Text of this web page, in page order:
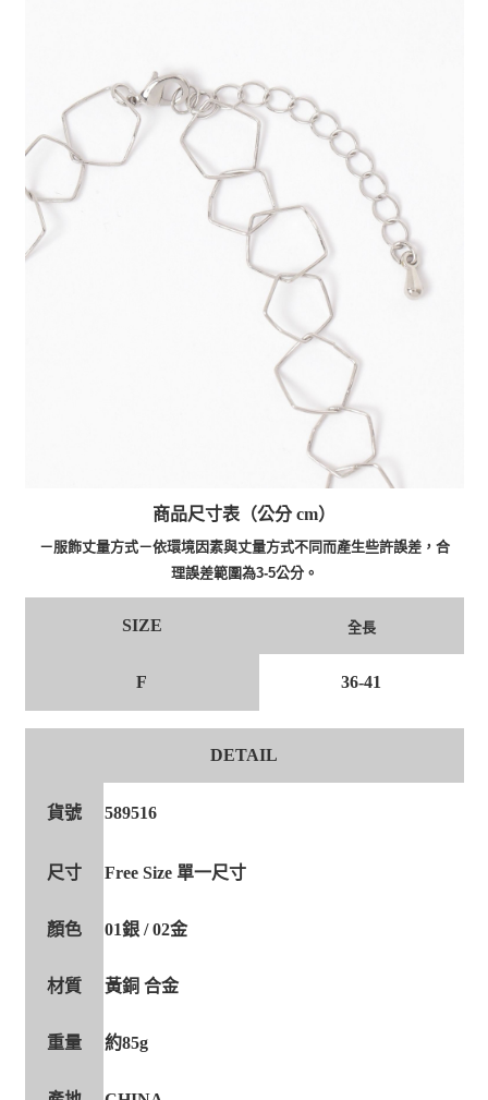
商品尺寸表（公分 cm）
－服飾丈量方式－依環境因素與丈量方式不同而產生些許誤差，合
理誤差範圍為3-5公分。
SIZE 全長
F 36-41
DETAIL
貨號 589516
尺寸 Free Size 單一尺寸
顏色 01銀 / 02金
材質 黃銅 合金
重量 約85g